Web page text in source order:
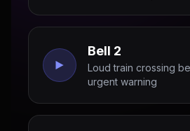
Bell 2
Loud train crossing
urgent warning